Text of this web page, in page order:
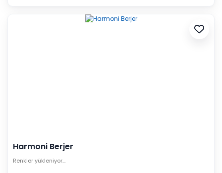
Harmoni Berjer
Renkler yükleniyor…